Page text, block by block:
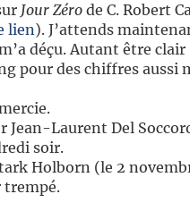
Jour Zérode C. Robert
lien). J’attends
déçu. Autant être clair
pour des chiffres aussi
Laurent Del
soir.
Holborn (le 2
trempé.